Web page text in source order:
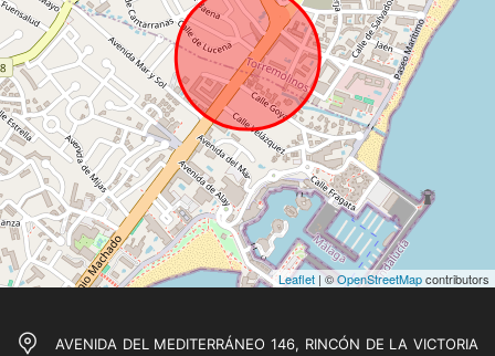
Leaflet | ©OpenStreetMapcontributors
AVENIDA DEL MEDITERRÁNEO 146, RINCÓN DE LA VICTORIA